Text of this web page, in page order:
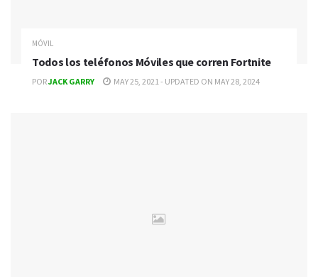
MÓVIL
Todos los teléfonos Móviles que corren Fortnite
PORJACK GARRY MAY 25, 2021 - UPDATED ON MAY 28, 2024